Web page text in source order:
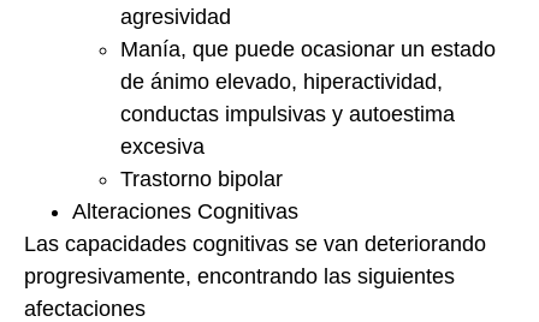
agresividad
Manía, que puede ocasionar un estado
de ánimo elevado, hiperactividad,
conductas impulsivas y autoestima
excesiva
Trastorno bipolar
Alteraciones Cognitivas
Las capacidades cognitivas se van deteriorando
progresivamente, encontrando las siguientes
afectaciones